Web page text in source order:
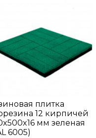
плитка
12 кирпичей
мм зеленая
6005)